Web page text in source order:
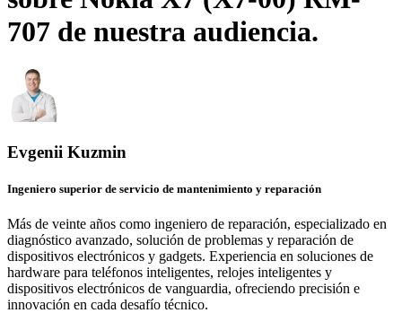
707 de nuestra audiencia.
Evgenii Kuzmin
Ingeniero superior de servicio de mantenimiento y reparación
Más de veinte años como ingeniero de reparación, especializado en
diagnóstico avanzado, solución de problemas y reparación de
dispositivos electrónicos y gadgets. Experiencia en soluciones de
hardware para teléfonos inteligentes, relojes inteligentes y
dispositivos electrónicos de vanguardia, ofreciendo precisión e
innovación en cada desafío técnico.